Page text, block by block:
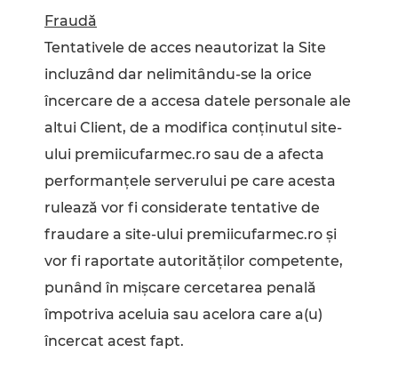
Fraudă
Tentativele de acces neautorizat la Site
incluzând dar nelimitându-se la orice
încercare de a accesa datele personale ale
altui Client, de a modifica conţinutul site-
ului premiicufarmec.ro sau de a afecta
performanţele serverului pe care acesta
rulează vor fi considerate tentative de
fraudare a site-ului premiicufarmec.ro şi
vor fi raportate autorităților competente,
punând în mişcare cercetarea penală
împotriva aceluia sau acelora care a(u)
încercat acest fapt.